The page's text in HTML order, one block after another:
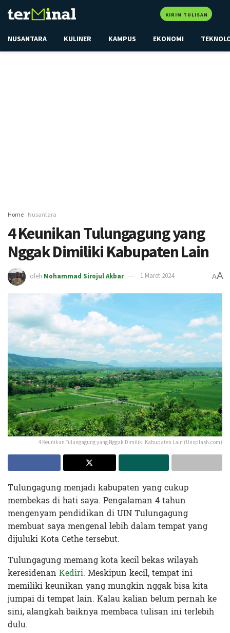
KIRIM TULISAN
NUSANTARA KULINER KAMPUS EKONOMI
Home Nusantara
4 Keunikan Tulungagung yang
Nggak Dimiliki Kabupaten Lain
oleh Mohammad Sirojul Akbar 1 Maret 2024 AA
4 Keunikan Tulungagung yang Nggak Dimiliki Kabupaten Lain (Unsplash.com)
Tulungagung menjadi kabupaten yang cukup
membekas di hati saya. Pengalaman 4 tahun
mengenyam pendidikan di UIN Tulungagung
membuat saya mengenal lebih dalam tempat yang
dijuluki Kota Cethe tersebut.
Tulungagung memang kota kecil bekas wilayah
keresidenan Kediri. Meskipun kecil, tempat ini
memiliki keunikan yang mungkin nggak bisa kita
jumpai di tempat lain. Kalau kalian belum pernah ke
sini, alangkah baiknya membaca tulisan ini terlebih
dulu.